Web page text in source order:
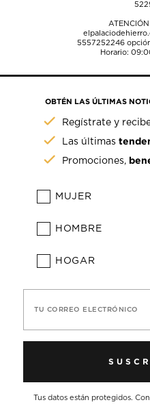
5557252246
Horario:
OBTÉN LAS ÚLTIMAS
Regístrate y
Las últimas
Promociones,
MUJER
HOMBRE
HOGAR
TU CORREO ELECTRÓNICO
Tus datos están protegidos.